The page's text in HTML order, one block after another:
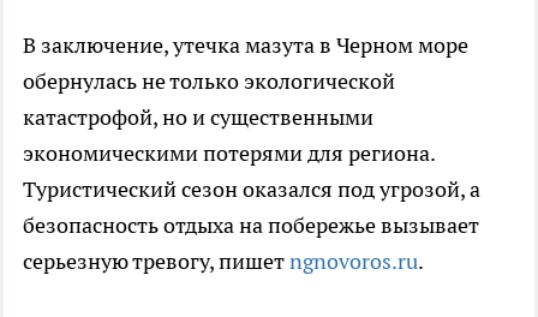
В заключение, утечка мазута в Черном море
обернулась не только экологической
катастрофой, но и существенными
экономическими потерями для региона.
Туристический сезон оказался под угрозой, а
безопасность отдыха на побережье вызывает
серьезную тревогу, пишетngnovoros.ru.